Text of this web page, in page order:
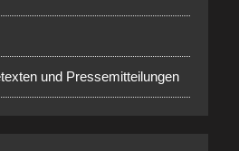
und Pressemitteilungen